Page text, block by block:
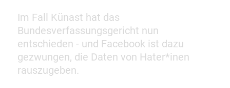
Im Fall Künast hat das
Bundesverfassungsgericht nun
entschieden - und Facebook ist dazu
gezwungen, die Daten von Hater*inen
rauszugeben.